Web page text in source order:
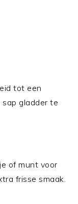
tot een
gladder te
of munt voor
frisse smaak.